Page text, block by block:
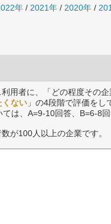
年 / 2021年 / 2020年 /
用者に、「どの程度その
くない 」の4段階で評価をし
は、A=9-10回答、B=6-8
が100人以上の企業です。